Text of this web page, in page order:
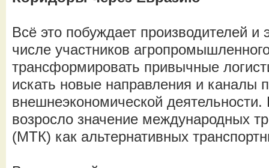
Всё это побуждает производителей и
числе участников
трансформировать привычные
искать новые направления и каналы
внешнеэкономической деятельности.
возросло значение международных
(МТК) как альтернативных